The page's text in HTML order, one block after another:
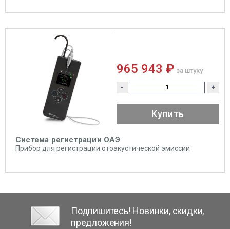
Система регистрации ОАЭ
Прибор для регистрации отоакустической эмиссии
965 943 ₽ за штуку
- +
Купить
Подпишитесь! Новинки, скидки,
предложения!